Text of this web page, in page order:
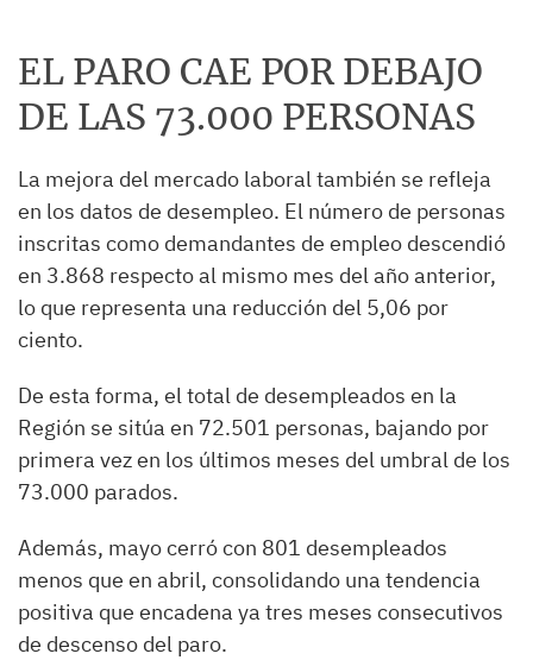
EL PARO CAE POR DEBAJO
DE LAS 73.000 PERSONAS
La mejora del mercado laboral también se refleja
en los datos de desempleo. El número de personas
inscritas como demandantes de empleo descendió
en 3.868 respecto al mismo mes del año anterior,
lo que representa una reducción del 5,06 por
ciento.
De esta forma, el total de desempleados en la
Región se sitúa en 72.501 personas, bajando por
primera vez en los últimos meses del umbral de los
73.000 parados.
Además, mayo cerró con 801 desempleados
menos que en abril, consolidando una tendencia
positiva que encadena ya tres meses consecutivos
de descenso del paro.